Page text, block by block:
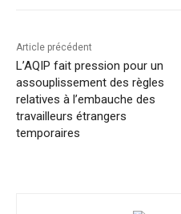
Article précédent
L’AQIP fait pression pour un
assouplissement des règles
relatives à l’embauche des
travailleurs étrangers
temporaires